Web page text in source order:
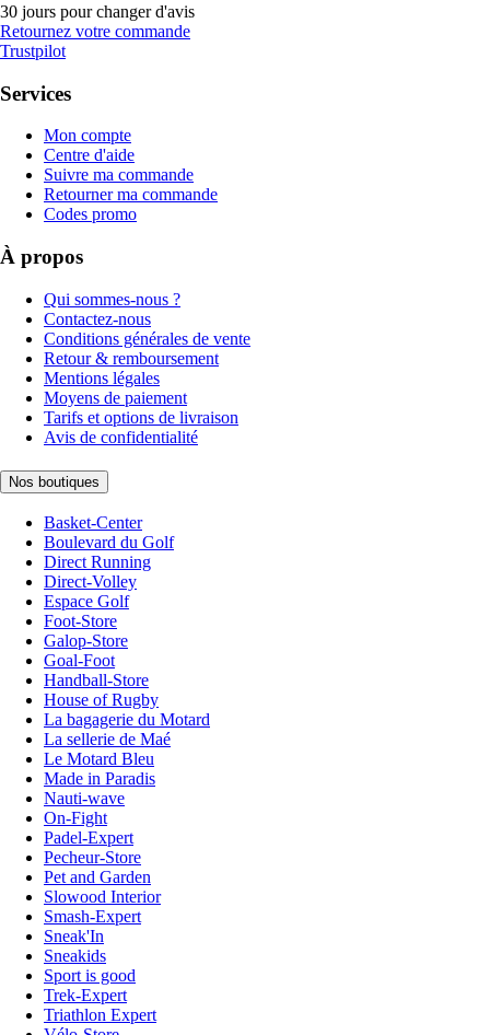
30 jours pour changer d'avis
Retournez votre commande
Trustpilot
Services
Mon compte
Centre d'aide
Suivre ma commande
Retourner ma commande
Codes promo
À propos
Qui sommes-nous ?
Contactez-nous
Conditions générales de vente
Retour & remboursement
Mentions légales
Moyens de paiement
Tarifs et options de livraison
Avis de confidentialité
Nos boutiques
Basket-Center
Boulevard du Golf
Direct Running
Direct-Volley
Espace Golf
Foot-Store
Galop-Store
Goal-Foot
Handball-Store
House of Rugby
La bagagerie du Motard
La sellerie de Maé
Le Motard Bleu
Made in Paradis
Nauti-wave
On-Fight
Padel-Expert
Pecheur-Store
Pet and Garden
Slowood Interior
Smash-Expert
Sneak'In
Sneakids
Sport is good
Trek-Expert
Triathlon Expert